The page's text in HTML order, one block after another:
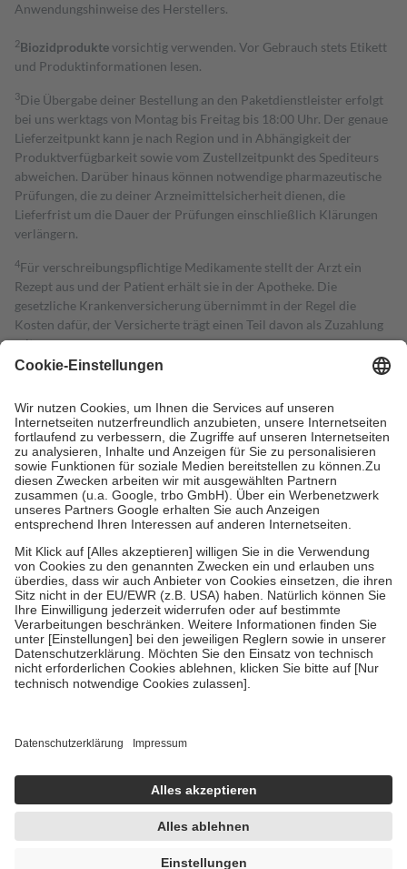
Anwendungshinweise des Herstellers.
2Biozidproduktevorsichtig verwenden. Vor Gebrauch stets Etikett
und Produktinformationen lesen.
3Die Übergabe deiner Bestellung an den Paketdienstleister erfolgt
bei uns werktags von Montag bis Freitag bis 18:00 Uhr. Der genaue
Lieferzeitpunkt kann je nach Region und in Abhängigkeit der
Produktverfügbarkeit sowie vom Zustellzeitpunkt des Spediteurs
abweichen. Darüber hinaus können notwendige pharmazeutische
Prüfungen, die zu deiner Arzneimittelsicherheit dienen, die
Lieferfrist um die Dauer der Prüfungen einschließlich Klärungen
verlängern.
4Für verschreibungspflichtige Medikamente stellt der Arzt ein
Rezept aus und der Patient erhält sie in der Apotheke. Die
gesetzliche Krankenversicherung übernimmt in der Regel die
Kosten dafür, der Versicherte trägt einen Teil davon als Zuzahlung
mit.
Grundsätzlich leisten Mitglieder Zuzahlungen in Höhe von zehn
höchstens zehn Euro.
Es sind jedoch nie mehr als die tatsächlichen
Kosten der Leistung zu entrichten.
Diese Regeln gelten grundsätzlich auch für Online-Apotheken.
Bei Heilmitteln und häuslicher Krankenpflege beträgt die
Zuzahlung zehn Prozent der Kosten sowie zehn Euro je
Verordnung.
Um das Engagement der Versicherten für ihre eigene Gesundheit zu
stärken und die besondere Stellung der Familie zu unterstützen,
fallenkeine Zuzahlungenan bei:
• Kindern und Jugendlichen bis zum vollendeten 18. Lebensjahr
mit Ausnahme der Fahrkosten
• Untersuchungen zur Vorsorge und Früherkennung, die von der
GKV getragen werden
• empfohlenen Schutzimpfungen
• Harn- und Blutteststreifen
getroffen, um sicherzustellen, dass es sich um echte Bewertungen
https://help.etrusted.com/hc/de/articles/4419944605341
Einige Bilder und Inhalte wurden unter Zuhilfenahme künstlicher